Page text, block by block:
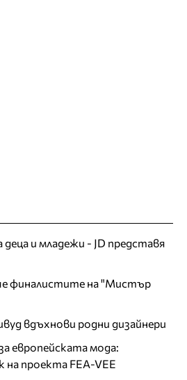
деца и младежи - JD представя
финалистите на "Мистър
вдъхнови родни дизайнери
европейската мода:
проекта FEA-VEE